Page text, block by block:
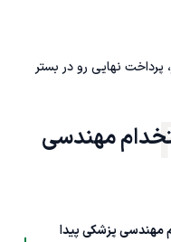
پرداخت نهایی رو در بستر
مهندسی
مهندسی پزشکی پیدا